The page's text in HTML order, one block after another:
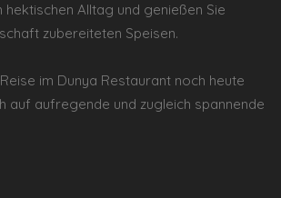
hektischen Alltag und genießen Sie
zubereiteten Speisen.
im Dunya Restaurant noch heute
auf aufregende und zugleich spannende